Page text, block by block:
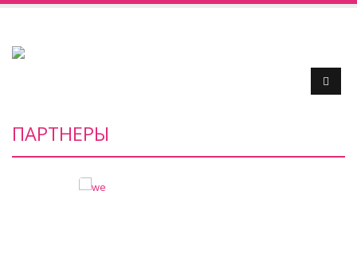
ПАРТНЕРЫ